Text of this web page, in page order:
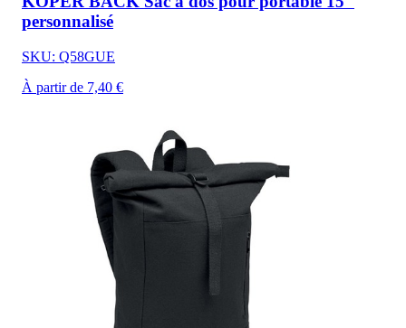
personnalisé
SKU: Q58GUE
À partir de 7,40 €